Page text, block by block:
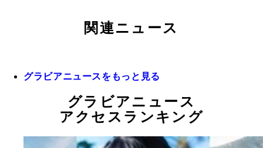
関連ニュース
グラビアニュースをもっと見る
グラビアニュース
アクセスランキング